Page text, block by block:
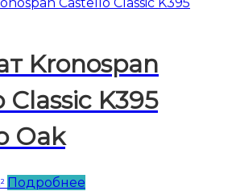
Kronospan
Classic K395
Oak
Подробнее